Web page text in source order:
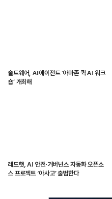
솔트웨어, AI에이전트 ‘아마존 퀵 AI 워크
숍’ 개최해
레드햇, AI 안전·거버넌스 자동화 오픈소
스 프로젝트 ‘아사고’ 출범한다